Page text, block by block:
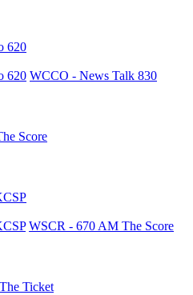
620
620 WCCO - News Talk 830
Score
WSCR - 670 AM The Score
Ticket